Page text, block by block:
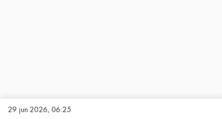
29 jun 2026, 06:25